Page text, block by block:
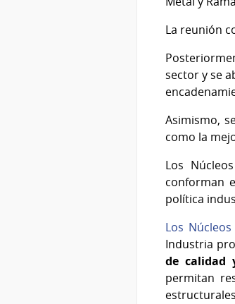
La reunión
sector y se
Asimismo,
como la
Los
conforman
política
Los
Industria
de calidad
permitan